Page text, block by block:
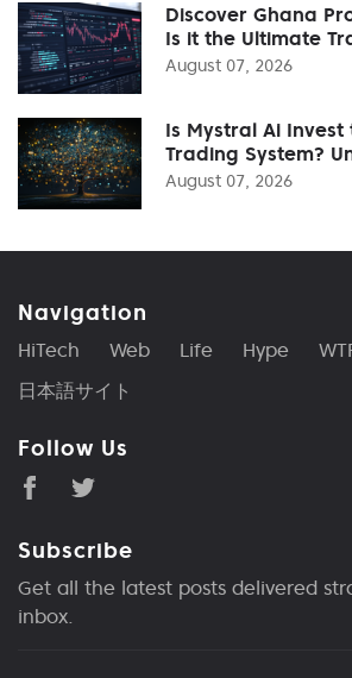
Discover Ghana
Is it the Ultimate
August 07, 2026
Is Mystral Ai
Trading System?
August 07, 2026
Navigation
HiTech Web Life Hype
日本語サイト
Follow Us
Subscribe
Get all the latest posts delivered
inbox.